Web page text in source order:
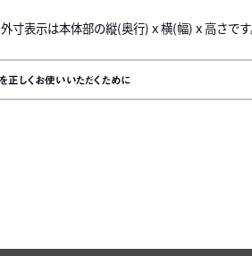
寸表示は本体部の縦(奥行)ｘ横(幅)ｘ高さです
正しくお使いいただくために